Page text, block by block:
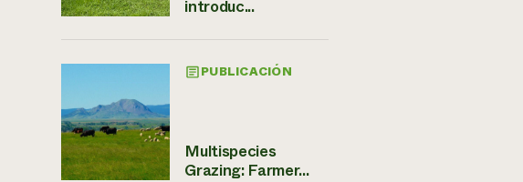
introduc...
PUBLICACIÓN
Multispecies
Grazing: Farmer...